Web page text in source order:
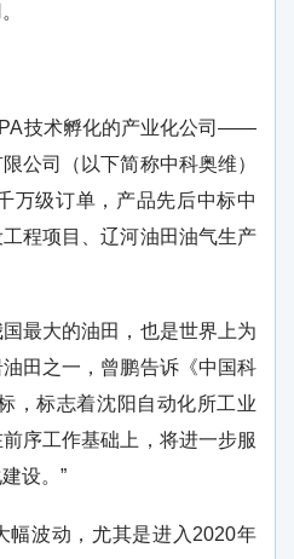
技术孵化的产业化公司——
公司（以下简称中科奥维）
万级订单，产品先后中标中
程项目、辽河油田油气生产
大的油田，也是世界上为
田之一，曾鹏告诉《中国科
，标志着沈阳自动化所工业
序工作基础上，将进一步服
设。”
波动，尤其是进入2020年